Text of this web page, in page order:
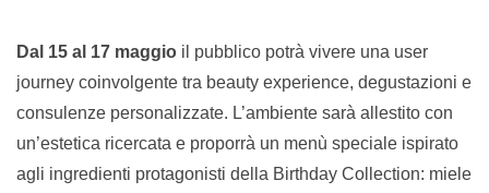
Dal 15 al 17 maggio il pubblico potrà vivere una user
journey coinvolgente tra beauty experience, degustazioni e
consulenze personalizzate. L’ambiente sarà allestito con
un’estetica ricercata e proporrà un menù speciale ispirato
agli ingredienti protagonisti della Birthday Collection: miele